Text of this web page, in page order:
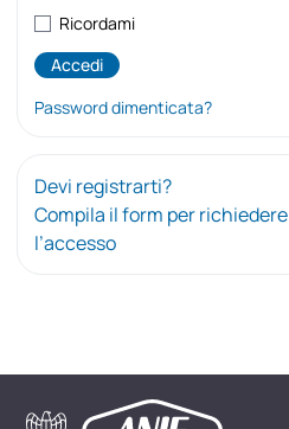
Ricordami
Password dimenticata?
Devi registrarti?
Compila il form per richiedere
l’accesso